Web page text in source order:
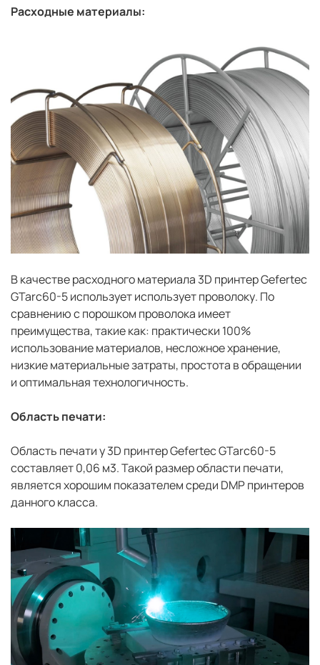
Расходные материалы:
В качестве расходного материала 3D принтер Gefertec
GTarc60-5 использует использует проволоку. По
сравнению с порошком проволока имеет
преимущества, такие как: практически 100%
использование материалов, несложное хранение,
низкие материальные затраты, простота в обращении
и оптимальная технологичность.
Область печати:
Область печати у 3D принтер Gefertec GTarc60-5
составляет 0,06 м3. Такой размер области печати,
является хорошим показателем среди DMP принтеров
данного класса.